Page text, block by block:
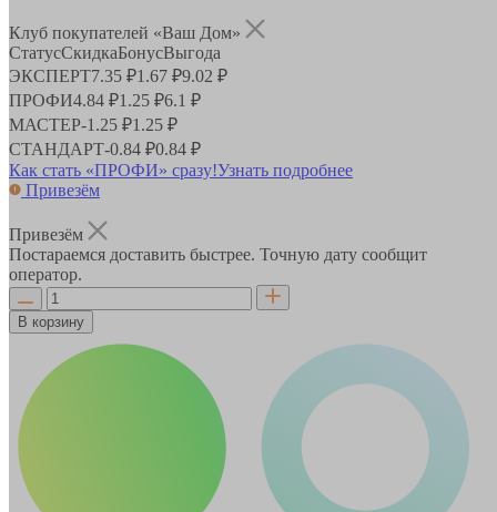
Клуб покупателей «Ваш Дом»
СтатусСкидкаБонусВыгода
ЭКСПЕРТ7.35 ₽1.67 ₽9.02 ₽
ПРОФИ4.84 ₽1.25 ₽6.1 ₽
МАСТЕР-1.25 ₽1.25 ₽
СТАНДАРТ-0.84 ₽0.84 ₽
Как стать «ПРОФИ» сразу!Узнать подробнее
Привезём
Привезём
Постараемся доставить быстрее. Точную дату сообщит
оператор.
В корзину